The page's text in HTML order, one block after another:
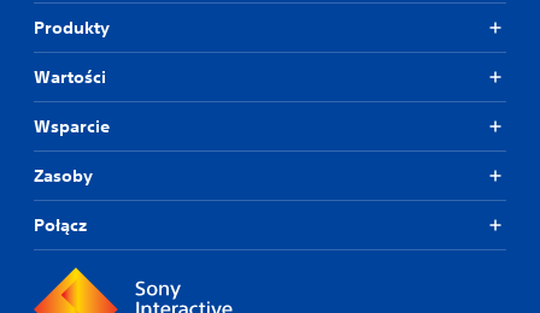
Produkty
Wartości
Wsparcie
Zasoby
Połącz